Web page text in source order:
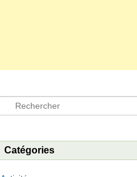
Rechercher
Catégories